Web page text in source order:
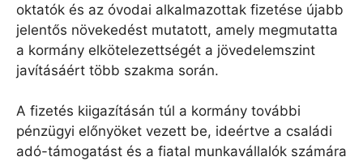
oktatók és az óvodai alkalmazottak fizetése újabb
jelentős növekedést mutatott, amely megmutatta
a kormány elkötelezettségét a jövedelemszint
javításáért több szakma során.
A fizetés kiigazításán túl a kormány további
pénzügyi előnyöket vezett be, ideértve a családi
adó-támogatást és a fiatal munkavállalók számára